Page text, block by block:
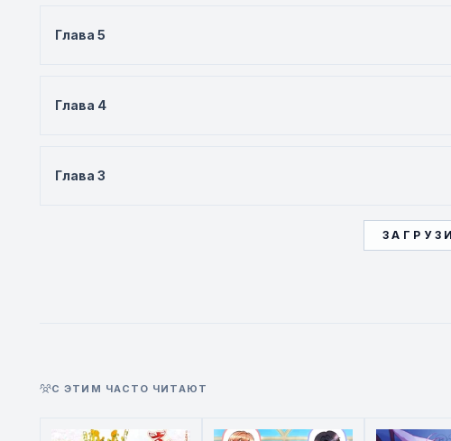
Глава 5
Глава 4
Глава 3
С ЭТИМ ЧАСТО ЧИТАЮТ